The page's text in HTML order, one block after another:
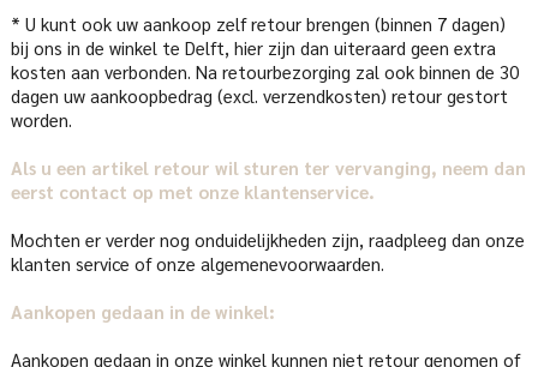
* U kunt ook uw aankoop zelf retour brengen (binnen 7 dagen)
bij ons in de winkel te Delft, hier zijn dan uiteraard geen extra
kosten aan verbonden. Na retourbezorging zal ook binnen de 30
dagen uw aankoopbedrag (excl. verzendkosten) retour gestort
worden.
Als u een artikel retour wil sturen ter vervanging, neem dan
eerst contact op met onze klantenservice.
Mochten er verder nog onduidelijkheden zijn, raadpleeg dan onze
klanten service of onze algemenevoorwaarden.
Aankopen gedaan in de winkel:
Aankopen gedaan in onze winkel kunnen niet retour genomen of